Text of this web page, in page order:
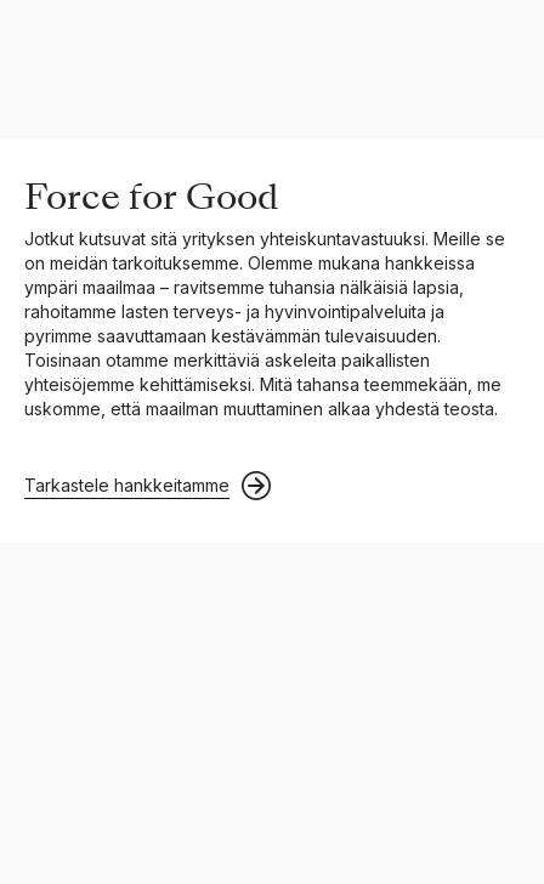
Force for Good
Jotkut kutsuvat sitä yrityksen yhteiskuntavastuuksi. Meille se
on meidän tarkoituksemme. Olemme mukana hankkeissa
ympäri maailmaa – ravitsemme tuhansia nälkäisiä lapsia,
rahoitamme lasten terveys- ja hyvinvointipalveluita ja
pyrimme saavuttamaan kestävämmän tulevaisuuden.
Toisinaan otamme merkittäviä askeleita paikallisten
yhteisöjemme kehittämiseksi. Mitä tahansa teemmekään, me
uskomme, että maailman muuttaminen alkaa yhdestä teosta.
Tarkastele hankkeitamme